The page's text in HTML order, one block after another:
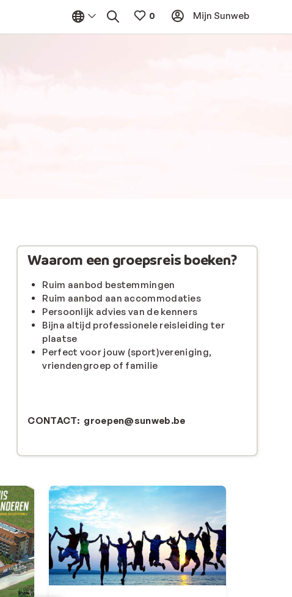
Mijn Sunweb
Waarom een groepsreis boeken?
Ruim aanbod bestemmingen
Ruim aanbod aan accommodaties
Persoonlijk advies van de kenners
Bijna altijd professionele reisleiding ter
plaatse
Perfect voor jouw (sport)vereniging,
vriendengroep of familie
CONTACT: groepen@sunweb.be